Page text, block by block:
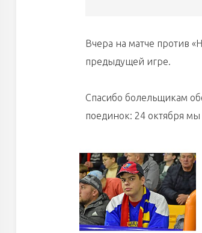
Вчера на матче против
предыдущей игре.
Спасибо болельщикам
поединок: 24 октября